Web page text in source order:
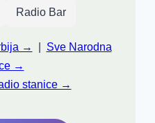
Radio Bar
→
Sve Narodna
→
stanice →